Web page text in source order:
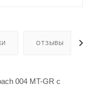
ОТЗЫВЫ
004 MT-GR с